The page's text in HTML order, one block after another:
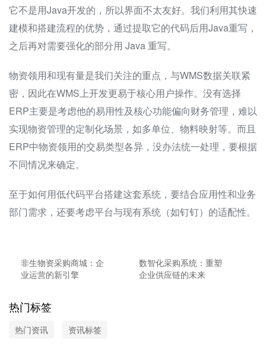
它不是用Java开发的，所以界面不太友好。我们利用其快速
建模和搭建流程的优势，通过提取它的代码后用Java重写，
之后再对需要强化的部分用 Java 重写。
物资领用和现有量是我们关注的重点，与WMS数据关联紧
密，因此在WMS上开发更易于核心用户操作。没有选择
ERP主要是考虑他的易用性及核心功能偏向财务管理，难以
实现物资管理的定制化场景，如多单位、物料映射等。而且
ERP中物资领用的交易类型各异，没办法统一处理，要根据
不同情况来确定。
至于如何用低代码平台搭建这套系统，要结合应用性和业务
部门需求，还要考虑平台与现有系统（如钉钉）的适配性。
非生物资采购商城：企
业运营的新引擎
数智化采购系统：重塑
企业供应链的未来
热门标签
热门资讯 资讯标签